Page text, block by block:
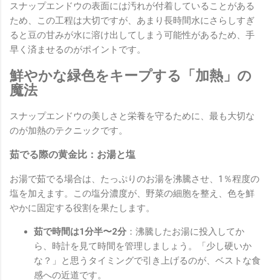
スナップエンドウの表面には汚れが付着していることがある
ため、この工程は大切ですが、あまり長時間水にさらしすぎ
ると豆の甘みが水に溶け出してしまう可能性があるため、手
早く済ませるのがポイントです。
鮮やかな緑色をキープする「加熱」の
魔法
スナップエンドウの美しさと栄養を守るために、最も大切な
のが加熱のテクニックです。
茹でる際の黄金比：お湯と塩
お湯で茹でる場合は、たっぷりのお湯を沸騰させ、1％程度の
塩を加えます。この塩分濃度が、野菜の細胞を整え、色を鮮
やかに固定する役割を果たします。
茹で時間は1分半〜2分 ：沸騰したお湯に投入してか
ら、時計を見て時間を管理しましょう。「少し硬いか
な？」と思うタイミングで引き上げるのが、ベストな食
感への近道です。